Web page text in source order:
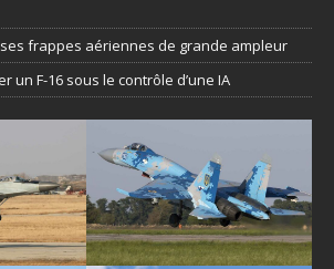
ses frappes aériennes de grande ampleur
un F-16 sous le contrôle d’une IA